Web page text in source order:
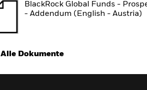
BlackRock Global Funds -
- Addendum (English - Austria)
Alle Dokumente